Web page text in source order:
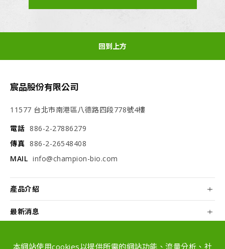
本網站使用cookies以提供所需的網站功能、流量分析、社
回到上方
宸品股份有限公司
11577 台北市南港區八德路四段778號4樓
電話 886-2-27886279
傳真 886-2-26548408
MAIL info@champion-bio.com
產品介紹
最新消息